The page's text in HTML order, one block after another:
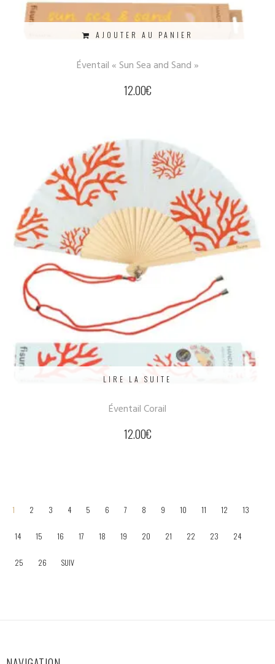
AJOUTER AU PANIER
Éventail « Sun Sea and Sand »
12.00€
LIRE LA SUITE
Éventail Corail
12.00€
1 2 3 4 5 6 7 8 9 10 11 12 13
14 15 16 17 18 19 20 21 22 23 24
25 26 SUIV